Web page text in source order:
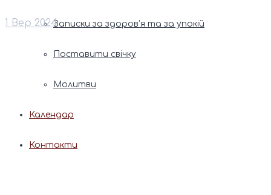
Записки за здоров’я та за упокій
Поставити свічку
Молитви
Календар
Контакти
1 Вер 2024